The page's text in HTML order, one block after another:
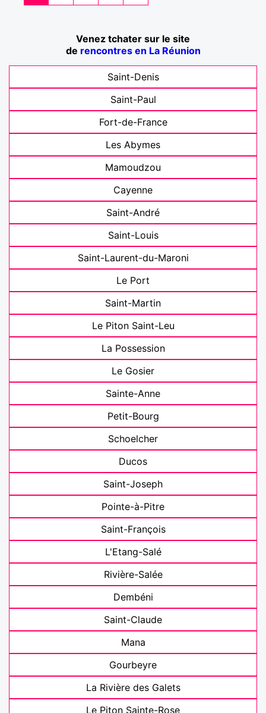
Venez tchater sur le site
de rencontres en La Réunion
Saint-Denis
Saint-Paul
Fort-de-France
Les Abymes
Mamoudzou
Cayenne
Saint-André
Saint-Louis
Saint-Laurent-du-Maroni
Le Port
Saint-Martin
Le Piton Saint-Leu
La Possession
Le Gosier
Sainte-Anne
Petit-Bourg
Schoelcher
Ducos
Saint-Joseph
Pointe-à-Pitre
Saint-François
L'Etang-Salé
Rivière-Salée
Dembéni
Saint-Claude
Mana
Gourbeyre
La Rivière des Galets
Le Piton Sainte-Rose